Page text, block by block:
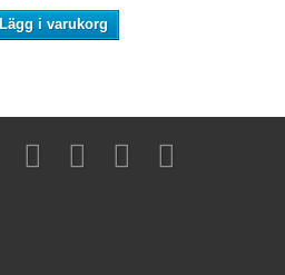
Lägg i varukorg